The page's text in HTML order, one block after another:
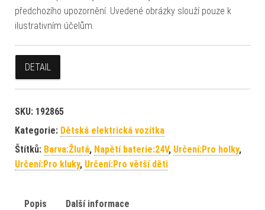
předchozího upozornění. Uvedené obrázky slouží pouze k
ilustrativním účelům.
DETAIL
SKU: 192865
Kategorie: Dětská elektrická vozítka
Štítků: Barva:Žlutá, Napětí baterie:24V, Určení:Pro holky,
Určení:Pro kluky, Určení:Pro větší děti
Popis Další informace